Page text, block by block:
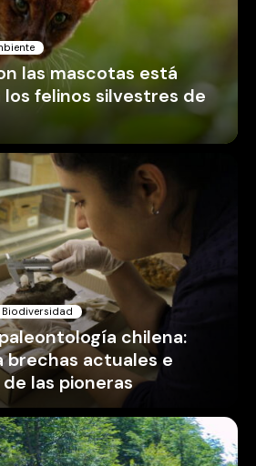
paleontología chilena:
actuales e
las pioneras
del Huemul: Inéditos
conectividad entre
área protegida en